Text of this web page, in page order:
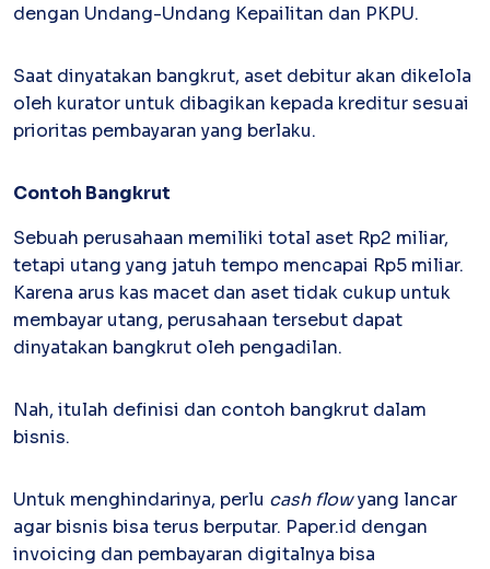
Integrasi Accurate
Inventory
Atur stok mudah, terkoneksi invoice
Software Akuntansi
Pencatatan Laporan Keuangan Gratis
dengan Undang-Undang Kepailitan dan PKPU.
Saat dinyatakan bangkrut, aset debitur akan dikelola
oleh kurator untuk dibagikan kepada kreditur sesuai
prioritas pembayaran yang berlaku.
Contoh Bangkrut
Sebuah perusahaan memiliki total aset Rp2 miliar,
tetapi utang yang jatuh tempo mencapai Rp5 miliar.
Karena arus kas macet dan aset tidak cukup untuk
membayar utang, perusahaan tersebut dapat
dinyatakan bangkrut oleh pengadilan.
Nah, itulah definisi dan contoh bangkrut dalam
bisnis.
Untuk menghindarinya, perlu cash flowyang lancar
agar bisnis bisa terus berputar. Paper.id dengan
invoicing dan pembayaran digitalnya bisa